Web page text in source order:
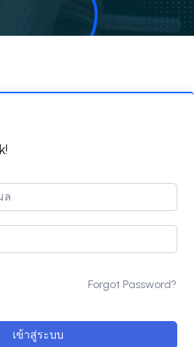
Forgot Password?
เข้าสู่ระบบ